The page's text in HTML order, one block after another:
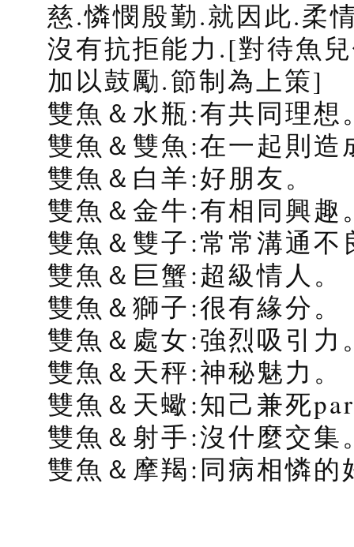
慈.憐憫殷勤.就因此.柔
沒有抗拒能力.[對待魚
加以鼓勵.節制為上策]
雙魚＆水瓶:有共同理想
雙魚＆雙魚:在一起則
雙魚＆白羊:好朋友。
雙魚＆金牛:有相同興趣
雙魚＆雙子:常常溝通不
雙魚＆巨蟹:超級情人。
雙魚＆獅子:很有緣分。
雙魚＆處女:強烈吸引力
雙魚＆天秤:神秘魅力。
雙魚＆天蠍:知己兼死
雙魚＆射手:沒什麼交集
雙魚＆摩羯:同病相憐的